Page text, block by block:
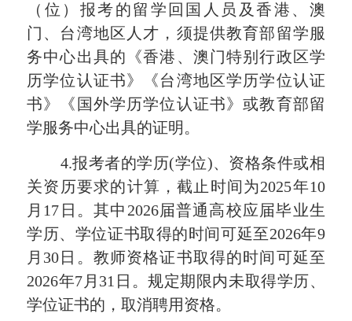
（位）报考的留学回国人员及香港、澳
门、台湾地区人才，须提供教育部留学服
务中心出具的《香港、澳门特别行政区学
历学位认证书》《台湾地区学历学位认证
书》《国外学历学位认证书》或教育部留
学服务中心出具的证明。
4.报考者的学历(学位)、资格条件或相
关资历要求的计算，截止时间为2025年10
月 17 日。其中 2026届普通高校应届毕业生
学历、学位证书取得的时间可延至2026年9
月 30 日。教师资格证书取得的时间可延至
2026年7月31日。规定期限内未取得学历、
学位证书的，取消聘用资格。